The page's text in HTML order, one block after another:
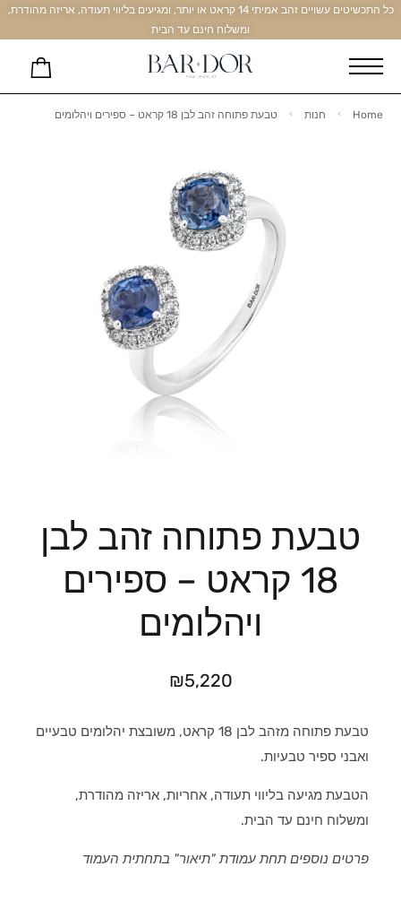
כל התכשיטים עשויים זהב אמיתי 14 קראט או יותר, ומגיעים בליווי תעודה, אריזה מהודרת,
ומשלוח חינם עד הבית
Home חנות טבעת פתוחה זהב לבן 18 קראט – ספירים ויהלומים
טבעת פתוחה זהב לבן
18 קראט – ספירים
ויהלומים
₪5,220
טבעת פתוחה מזהב לבן 18 קראט, משובצת יהלומים טבעיים
ואבני ספיר טבעיות.
הטבעת מגיעה בליווי תעודה, אחריות, אריזה מהודרת,
ומשלוח חינם עד הבית.
פרטים נוספים תחת עמודת "תיאור" בתחתית העמוד